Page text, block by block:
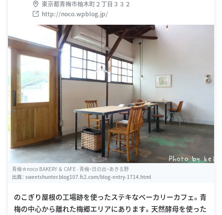
東京都青梅市柚木町２丁目３３２
http://noco.wpblog.jp/
青梅☆noco BAKERY ＆ CAFE - 青梅・日の出・あきる野
出典： sweetshunter.blog107.fc2.com/blog-entry-1714.html
のこぎり屋根の工場跡を使ったステキなベーカリーカフェ。青
梅の中心から離れた梅郷エリアにあります。天然酵母を使った